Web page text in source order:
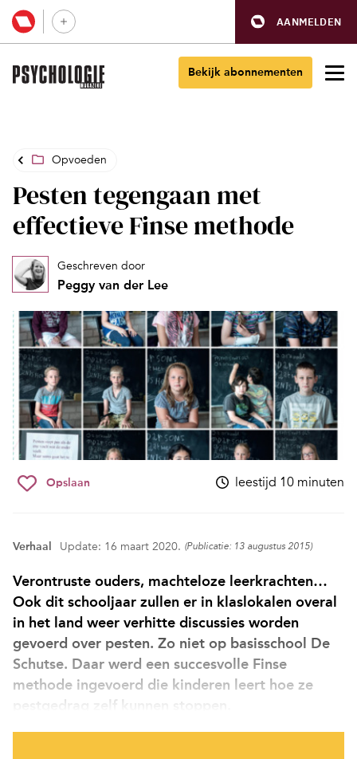
AANMELDEN
Bekijk abonnementen
Opvoeden
Pesten tegengaan met
effectieve Finse methode
Geschreven door
Peggy van der Lee
Opslaan leestijd 10 minuten
Verhaal Update: 16 maart 2020. (Publicatie: 13 augustus 2015)
Verontruste ouders, machteloze leerkrachten…
Ook dit schooljaar zullen er in klaslokalen overal
in het land weer verhitte discussies worden
gevoerd over pesten. Zo niet op basisschool De
Schutse. Daar werd een succesvolle Finse
methode ingevoerd die kinderen leert hoe ze
pestgedrag zelf kunnen stoppen.